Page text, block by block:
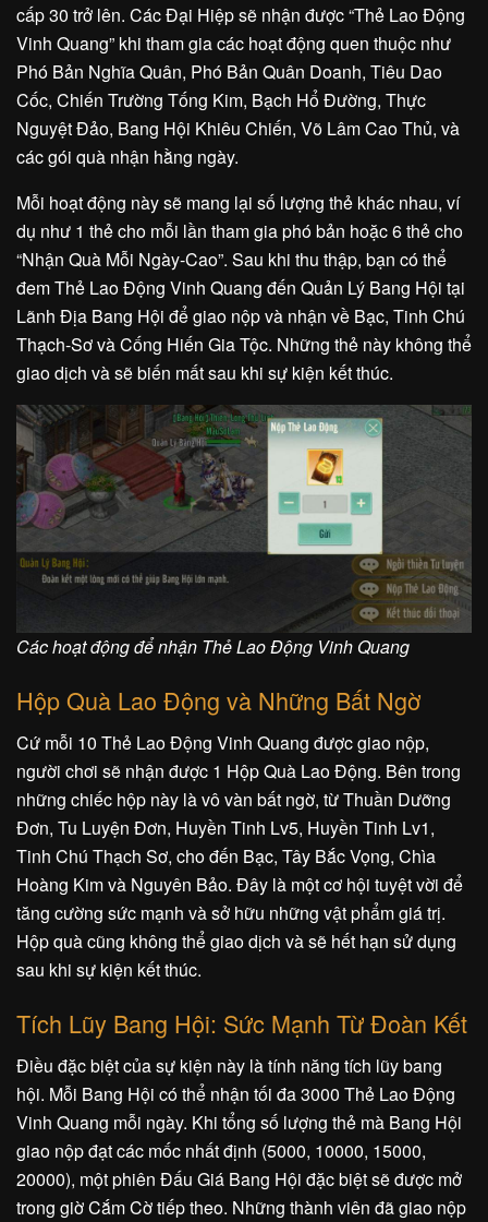
cấp 30 trở lên. Các Đại Hiệp sẽ nhận được “Thẻ Lao Động
Vinh Quang” khi tham gia các hoạt động quen thuộc như
Phó Bản Nghĩa Quân, Phó Bản Quân Doanh, Tiêu Dao
Cốc, Chiến Trường Tống Kim, Bạch Hổ Đường, Thực
Nguyệt Đảo, Bang Hội Khiêu Chiến, Võ Lâm Cao Thủ, và
các gói quà nhận hằng ngày.
Mỗi hoạt động này sẽ mang lại số lượng thẻ khác nhau, ví
dụ như 1 thẻ cho mỗi lần tham gia phó bản hoặc 6 thẻ cho
“Nhận Quà Mỗi Ngày-Cao”. Sau khi thu thập, bạn có thể
đem Thẻ Lao Động Vinh Quang đến Quản Lý Bang Hội tại
Lãnh Địa Bang Hội để giao nộp và nhận về Bạc, Tinh Chú
Thạch-Sơ và Cống Hiến Gia Tộc. Những thẻ này không thể
giao dịch và sẽ biến mất sau khi sự kiện kết thúc.
Các hoạt động để nhận Thẻ Lao Động Vinh Quang
Hộp Quà Lao Động và Những Bất Ngờ
Cứ mỗi 10 Thẻ Lao Động Vinh Quang được giao nộp,
người chơi sẽ nhận được 1 Hộp Quà Lao Động. Bên trong
những chiếc hộp này là vô vàn bất ngờ, từ Thuần Dưỡng
Đơn, Tu Luyện Đơn, Huyền Tinh Lv5, Huyền Tinh Lv1,
Tinh Chú Thạch Sơ, cho đến Bạc, Tây Bắc Vọng, Chìa
Hoàng Kim và Nguyên Bảo. Đây là một cơ hội tuyệt vời để
tăng cường sức mạnh và sở hữu những vật phẩm giá trị.
Hộp quà cũng không thể giao dịch và sẽ hết hạn sử dụng
sau khi sự kiện kết thúc.
Tích Lũy Bang Hội: Sức Mạnh Từ Đoàn Kết
Điều đặc biệt của sự kiện này là tính năng tích lũy bang
hội. Mỗi Bang Hội có thể nhận tối đa 3000 Thẻ Lao Động
Vinh Quang mỗi ngày. Khi tổng số lượng thẻ mà Bang Hội
giao nộp đạt các mốc nhất định (5000, 10000, 15000,
20000), một phiên Đấu Giá Bang Hội đặc biệt sẽ được mở
trong giờ Cắm Cờ tiếp theo. Những thành viên đã giao nộp